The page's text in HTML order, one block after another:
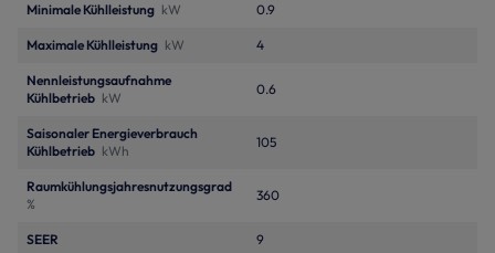
Minimale Kühlleistung kW 0.9
Maximale Kühlleistung kW 4
Nennleistungsaufnahme
Kühlbetrieb kW
0.6
Saisonaler Energieverbrauch
Kühlbetrieb kWh
105
Raumkühlungsjahresnutzungsgrad
%
360
SEER 9